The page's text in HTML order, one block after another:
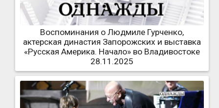
Воспоминания о Людмиле Гурченко,
актерская династия Запорожских и выставка
«Русская Америка. Начало» во Владивостоке
28.11.2025